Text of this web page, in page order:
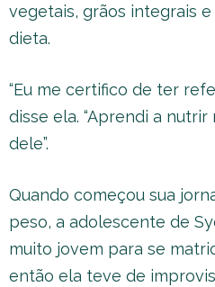
vegetais, grãos integrais
dieta.
“Eu me certifico de ter
disse ela. “Aprendi a
dele”.
Quando começou sua
peso, a adolescente de
muito jovem para se
então ela teve de